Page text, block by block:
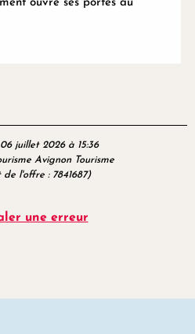
ouvre ses portes au
juillet 2026 à 15:36
Avignon Tourisme
de l'offre : 7841687)
une erreur